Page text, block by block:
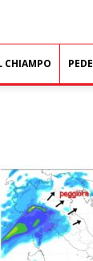
CHIAMPO